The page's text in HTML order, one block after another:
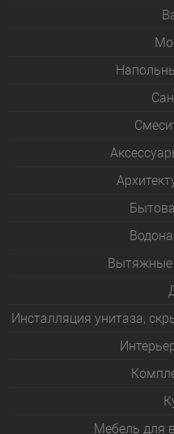
Вытяжные
Инсталляция унитаза,
Мебель для